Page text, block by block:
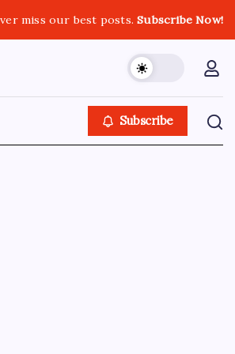
miss our best posts.Subscribe Now!
Subscribe